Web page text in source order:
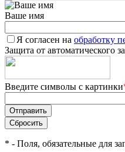
Ваше имя
Я согласен на обработку
Защита от автоматического
Введите символы с картинки
* - Поля, обязательные для